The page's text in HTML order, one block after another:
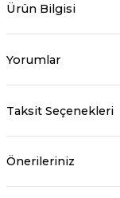
Ürün Bilgisi
Yorumlar
Taksit Seçenekleri
Önerileriniz